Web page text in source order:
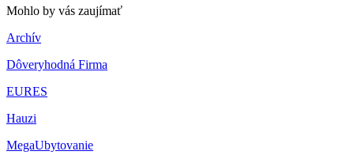
Mohlo by vás zaujímať
Archív
Dôveryhodná Firma
EURES
Hauzi
MegaUbytovanie